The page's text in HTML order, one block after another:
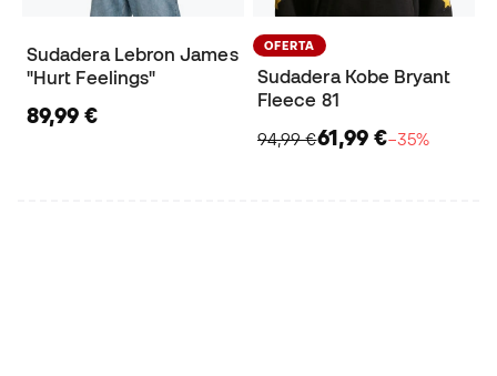
Sudadera Lebron James
"Hurt Feelings"
89,99 €
OFERTA
Sudadera Kobe Bryant
Fleece 81
94,99 €61,99 €−35%